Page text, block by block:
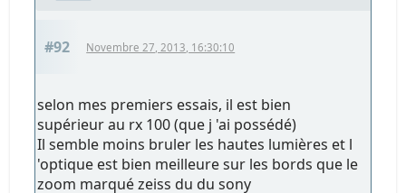
#92 Novembre 27, 2013, 16:30:10
selon mes premiers essais, il est bien
supérieur au rx 100 (que j 'ai possédé)
Il semble moins bruler les hautes lumières et l
'optique est bien meilleure sur les bords que le
zoom marqué zeiss du du sony